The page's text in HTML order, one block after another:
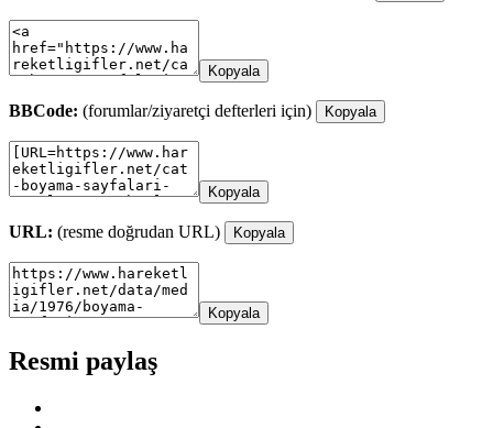
Kopyala
BBCode: (forumlar/ziyaretçi defterleri için) Kopyala
Kopyala
URL: (resme doğrudan URL) Kopyala
Kopyala
Resmi paylaş